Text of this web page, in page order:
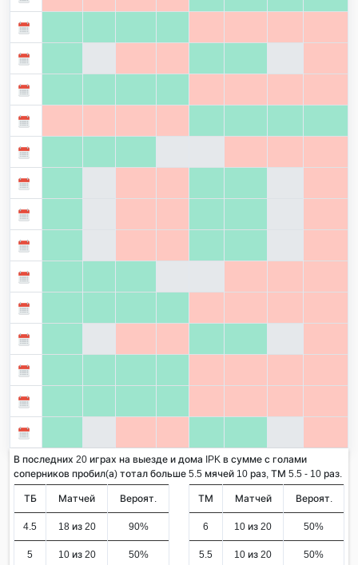
В последних 20 играх на выезде и дома IPK в сумме с голами
соперников пробил(а) тотал больше 5.5 мячей 10 раз, ТМ 5.5 - 10 раз.
ТБ Матчей Вероят.
4.5 18 из 20 90%
5 10 из 20 50%
ТМ Матчей Вероят.
6 10 из 20 50%
5.5 10 из 20 50%